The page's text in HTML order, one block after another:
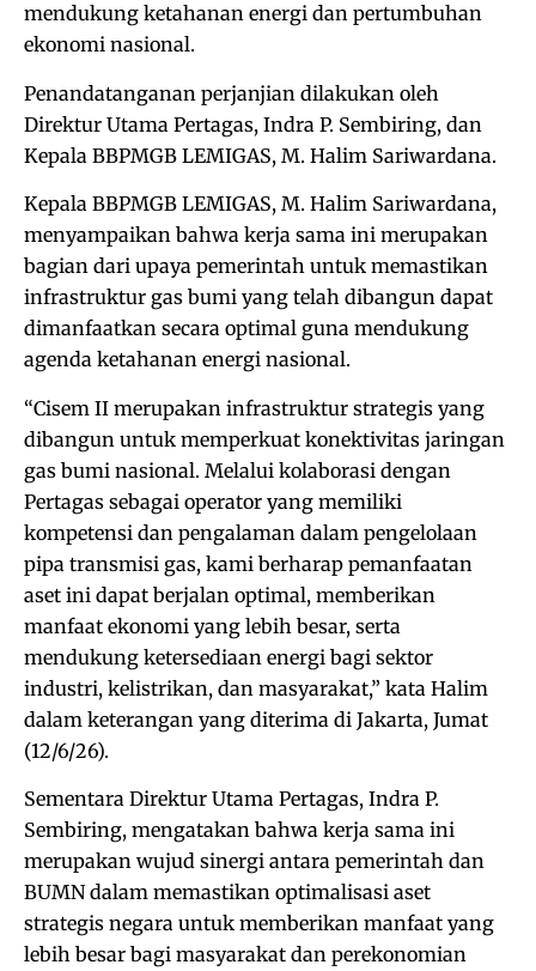
mendukung ketahanan energi dan pertumbuhan
ekonomi nasional.
Penandatanganan perjanjian dilakukan oleh
Direktur Utama Pertagas, Indra P. Sembiring, dan
Kepala BBPMGB LEMIGAS, M. Halim Sariwardana.
Kepala BBPMGB LEMIGAS, M. Halim Sariwardana,
menyampaikan bahwa kerja sama ini merupakan
bagian dari upaya pemerintah untuk memastikan
infrastruktur gas bumi yang telah dibangun dapat
dimanfaatkan secara optimal guna mendukung
agenda ketahanan energi nasional.
“Cisem II merupakan infrastruktur strategis yang
dibangun untuk memperkuat konektivitas jaringan
gas bumi nasional. Melalui kolaborasi dengan
Pertagas sebagai operator yang memiliki
kompetensi dan pengalaman dalam pengelolaan
pipa transmisi gas, kami berharap pemanfaatan
aset ini dapat berjalan optimal, memberikan
manfaat ekonomi yang lebih besar, serta
mendukung ketersediaan energi bagi sektor
industri, kelistrikan, dan masyarakat,” kata Halim
dalam keterangan yang diterima di Jakarta, Jumat
(12/6/26).
Sementara Direktur Utama Pertagas, Indra P.
Sembiring, mengatakan bahwa kerja sama ini
merupakan wujud sinergi antara pemerintah dan
BUMN dalam memastikan optimalisasi aset
strategis negara untuk memberikan manfaat yang
lebih besar bagi masyarakat dan perekonomian